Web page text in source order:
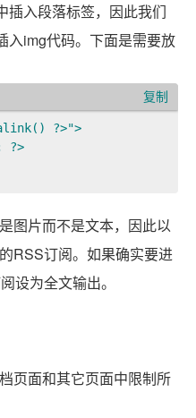
插入段落标签，因此我们
入img代码。下面是需要放
?>">
?>
复制
图片而不是文本，因此以
RSS订阅。如果确实要进
设为全文输出。
页面和其它页面中限制所